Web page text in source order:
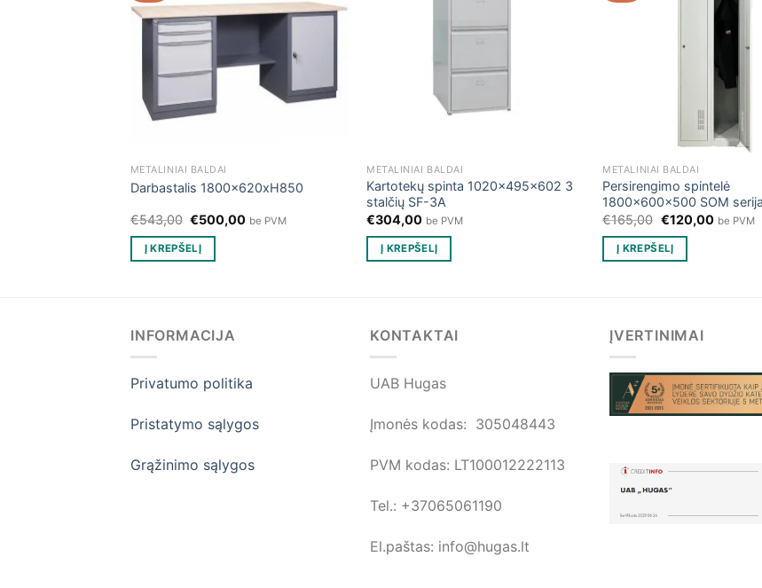
METALINIAI BALDAI
Darbastalis 1800x620xH850
€543,00 Original
was:
€543,00.
€500,00Current
be PVM
Į KREPŠELĮ
METALINIAI BALDAI
Kartotekų spinta 1020x495x602 3
stalčių SF-3A
€304,00 be PVM
Į KREPŠELĮ
METALINIAI BALDAI
Persirengimo spintelė
1800x600x500 SOM serija
€165,00 Original
was:
€165,00.
€120,00Current
be PVM
Į KREPŠELĮ
INFORMACIJA
Privatumo politika
Pristatymo sąlygos
Grąžinimo sąlygos
KONTAKTAI
UAB Hugas
Įmonės kodas: 305048443
PVM kodas: LT100012222113
Tel.: +37065061190
El.paštas: info@hugas.lt
ĮVERTINIMAI